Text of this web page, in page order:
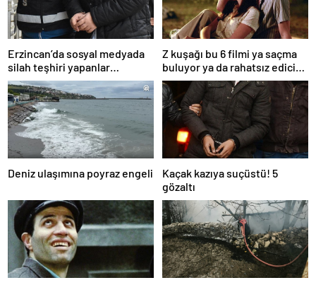
Erzincan’da sosyal medyada
silah teşhiri yapanlar
yakalandı
Z kuşağı bu 6 filmi ya saçma
buluyor ya da rahatsız edici
ve toksik!
Deniz ulaşımına poyraz engeli
Kaçak kazıya suçüstü! 5
gözaltı